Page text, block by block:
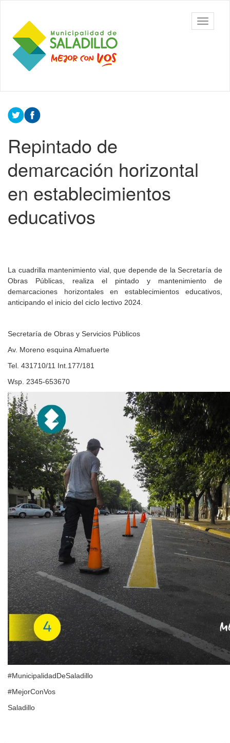
contenido
principal
Municipalidad
de Saladillo
barra
Contenido
principal
Repintado de
demarcación horizontal
en establecimientos
educativos
La cuadrilla mantenimiento vial, que depende de la Secretaría de
Obras Públicas, realiza el pintado y mantenimiento de
demarcaciones horizontales en establecimientos educativos,
anticipando el inicio del ciclo lectivo 2024.
Secretaría de Obras y Servicios Públicos
Av. Moreno esquina Almafuerte
Tel. 431710/11 Int.177/181
Wsp. 2345-653670
#MunicipalidadDeSaladillo
#MejorConVos
Saladillo